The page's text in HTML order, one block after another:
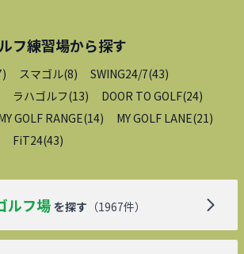
フ練習場から探す
) スマゴル(8) SWING24/7(43)
ラハゴルフ(13) DOOR TO GOLF(24)
GOLF RANGE(14) MY GOLF LANE(21)
FiT24(43)
ルフ場 を探す （1967件）